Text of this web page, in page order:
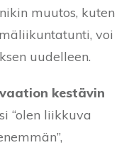
muutos, kuten
voi
uudelleen.
kestävin
“olen liikkuva